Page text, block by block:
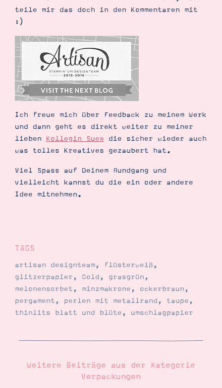
teile mir das doch in den Kommentaren mit
:)
Ich freue mich über Feedback zu meinem Werk
und dann geht es direkt weiter zu meiner
lieben Kollegin Sue» die sicher wieder auch
was tolles Kreatives gezaubert hat.
Viel Spass auf Deinem Rundgang und
vielleicht kannst du die ein oder andere
Idee mitnehmen.
TAGS
artisan designteam, flüsterweiß,
glitzerpapier, Gold, grasgrün,
melonensorbet, minzmakrone, ockerbraun,
pergament, perlen mit metallrand, taupe,
thinlits blatt und blüte, umschlagpapier
Weitere Beiträge aus der Kategorie
Verpackungen